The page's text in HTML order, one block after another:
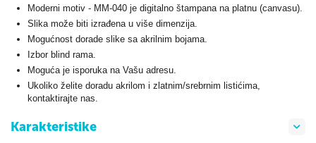
Moderni motiv - MM-040 je digitalno štampana na platnu (canvasu).
Slika može biti izrađena u više dimenzija.
Mogućnost dorade slike sa akrilnim bojama.
Izbor blind rama.
Moguća je isporuka na Vašu adresu.
Ukoliko želite doradu akrilom i zlatnim/srebrnim listićima,
kontaktirajte nas.
Karakteristike